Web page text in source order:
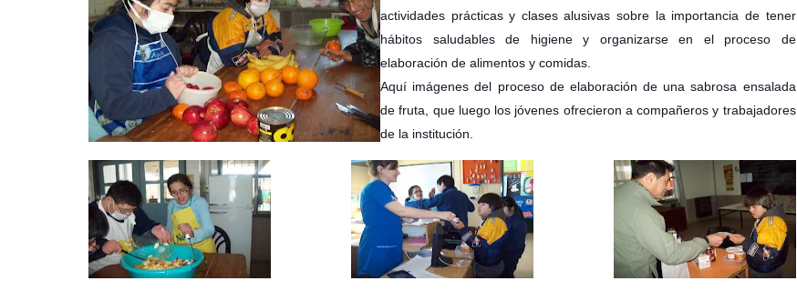
actividades prácticas y clases alusivas sobre la importancia de tener
hábitos saludables de higiene y organizarse en el proceso de
elaboración de alimentos y comidas.
Aquí imágenes del proceso de elaboración de una sabrosa ensalada
de fruta, que luego los jóvenes ofrecieron a compañeros y trabajadores
de la institución.